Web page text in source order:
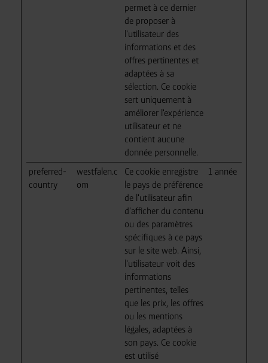
permet à ce dernier
de proposer à
l'utilisateur des
informations et des
offres pertinentes et
adaptées à sa
sélection. Ce cookie
sert uniquement à
améliorer l'expérience
utilisateur et ne
contient aucune
donnée personnelle.
preferred-
country
westfalen.c
om
Ce cookie enregistre
le pays de préférence
de l'utilisateur afin
d'afficher du contenu
ou des paramètres
spécifiques à ce pays
sur le site web. Ainsi,
l'utilisateur voit des
informations
pertinentes, telles
que les prix, les offres
ou les mentions
légales, adaptées à
son pays. Ce cookie
est utilisé
1 année